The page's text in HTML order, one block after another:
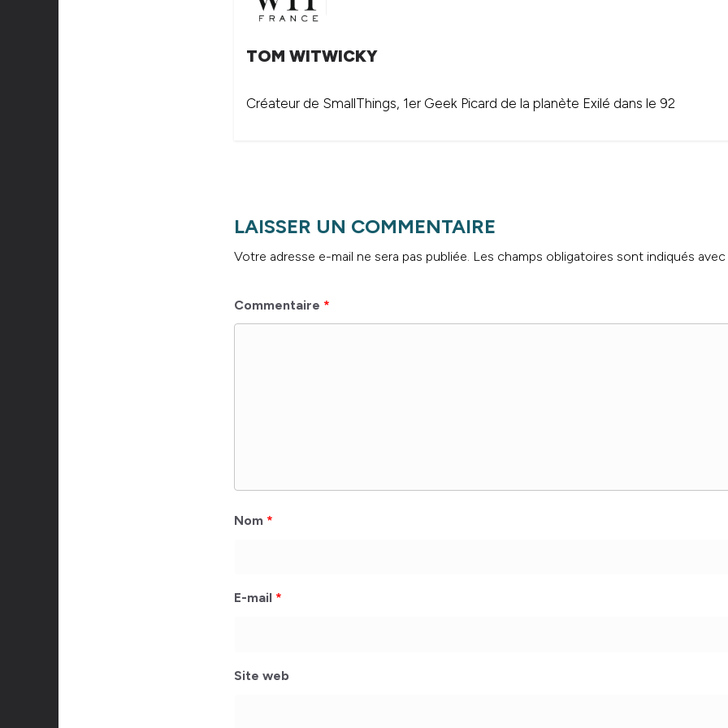
TOM WITWICKY
Créateur de SmallThings, 1er Geek Picard de la planète Exilé dans le 92
LAISSER UN COMMENTAIRE
Votre adresse e-mail ne sera pas publiée. Les champs obligatoires sont indiqués avec
Commentaire *
Nom *
E-mail *
Site web